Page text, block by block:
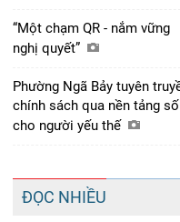
“Một chạm QR - nắm vững
nghị quyết”
Phường Ngã Bảy tuyên
chính sách qua nền tảng số
cho người yếu thế
ĐỌC NHIỀU